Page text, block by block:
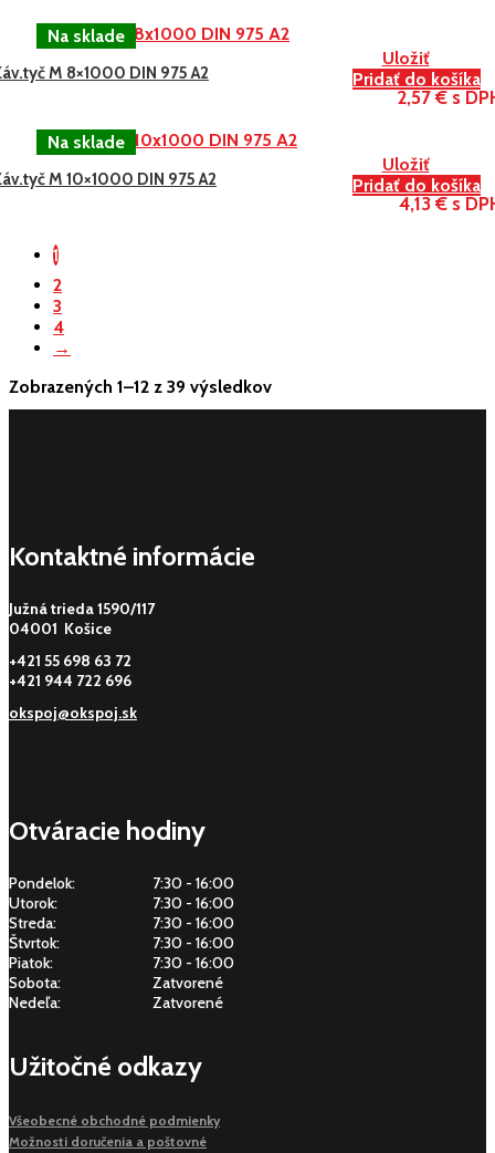
Uložiť
Pridať do košíka
M 8×1000 DIN 975 A2
2,57 € s
Uložiť
Pridať do košíka
M 10×1000 DIN 975 A2
4,13 € s
1
2
3
4
→
Zobrazených 1–12 z 39 výsledkov
Kontaktné informácie
Južná trieda 1590/117
04001 Košice
+421 55 698 63 72
+421 944 722 696
okspoj@okspoj.sk
Otváracie hodiny
Pondelok:
7:30 - 16:00
Utorok:
7:30 - 16:00
Streda:
7:30 - 16:00
Štvrtok:
7:30 - 16:00
Piatok:
7:30 - 16:00
Sobota:
Zatvorené
Nedeľa:
Zatvorené
Užitočné odkazy
Všeobecné obchodné podmienky
Možnosti doručenia a poštovné